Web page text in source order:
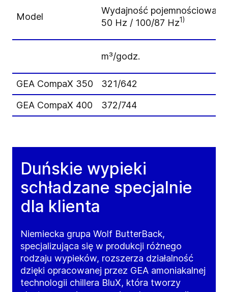
Model
Wydajność pojemnościowa
50 Hz / 100/87 Hz1)
m³/godz.
GEA CompaX 350
321/642
GEA CompaX 400
372/744
Duńskie wypieki
schładzane specjalnie
dla klienta
Niemiecka grupa Wolf ButterBack,
specjalizująca się w produkcji różnego
rodzaju wypieków, rozszerza działalność
dzięki opracowanej przez GEA amoniakalnej
technologii chillera BluX, która tworzy